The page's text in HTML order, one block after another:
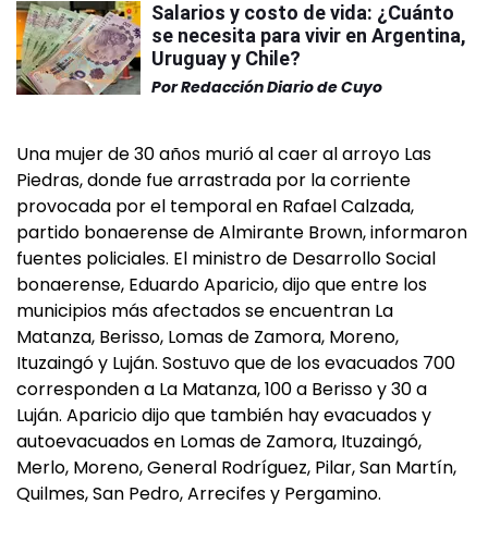
Salarios y costo de vida: ¿Cuánto
se necesita para vivir en Argentina,
Uruguay y Chile?
PorRedacción Diario de Cuyo
Una mujer de 30 años murió al caer al arroyo Las
Piedras, donde fue arrastrada por la corriente
provocada por el temporal en Rafael Calzada,
partido bonaerense de Almirante Brown, informaron
fuentes policiales. El ministro de Desarrollo Social
bonaerense, Eduardo Aparicio, dijo que entre los
municipios más afectados se encuentran La
Matanza, Berisso, Lomas de Zamora, Moreno,
Ituzaingó y Luján. Sostuvo que de los evacuados 700
corresponden a La Matanza, 100 a Berisso y 30 a
Luján. Aparicio dijo que también hay evacuados y
autoevacuados en Lomas de Zamora, Ituzaingó,
Merlo, Moreno, General Rodríguez, Pilar, San Martín,
Quilmes, San Pedro, Arrecifes y Pergamino.